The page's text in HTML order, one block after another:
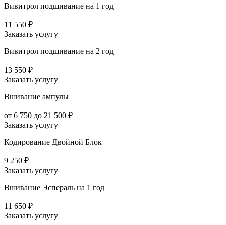
Вивитрол подшивание на 1 год
11 550 ₽
Заказать услугу
Вивитрол подшивание на 2 год
13 550 ₽
Заказать услугу
Вшивание ампулы
от 6 750 до 21 500 ₽
Заказать услугу
Кодирование Двойной Блок
9 250 ₽
Заказать услугу
Вшивание Эспераль на 1 год
11 650 ₽
Заказать услугу